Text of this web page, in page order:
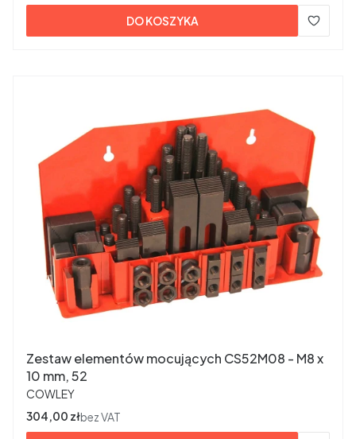
DO KOSZYKA
Zestaw elementów mocujących CS52M08 - M8 x
10 mm, 52
PRODUCENT
COWLEY
Cena
304,00 złbez VAT